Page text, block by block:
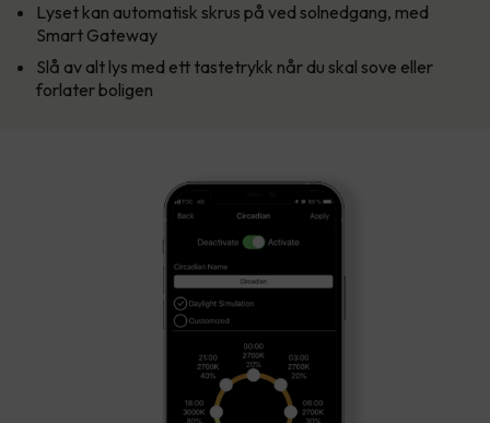
Lyset kan automatisk skrus på ved solnedgang, med
Smart Gateway
Slå av alt lys med ett tastetrykk når du skal sove eller
forlater boligen